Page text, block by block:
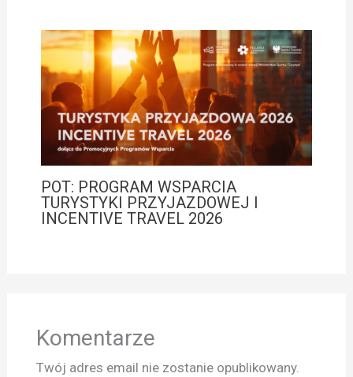
POT: PROGRAM WSPARCIA
TURYSTYKI PRZYJAZDOWEJ I
INCENTIVE TRAVEL 2026
Komentarze
Twój adres email nie zostanie opublikowany.